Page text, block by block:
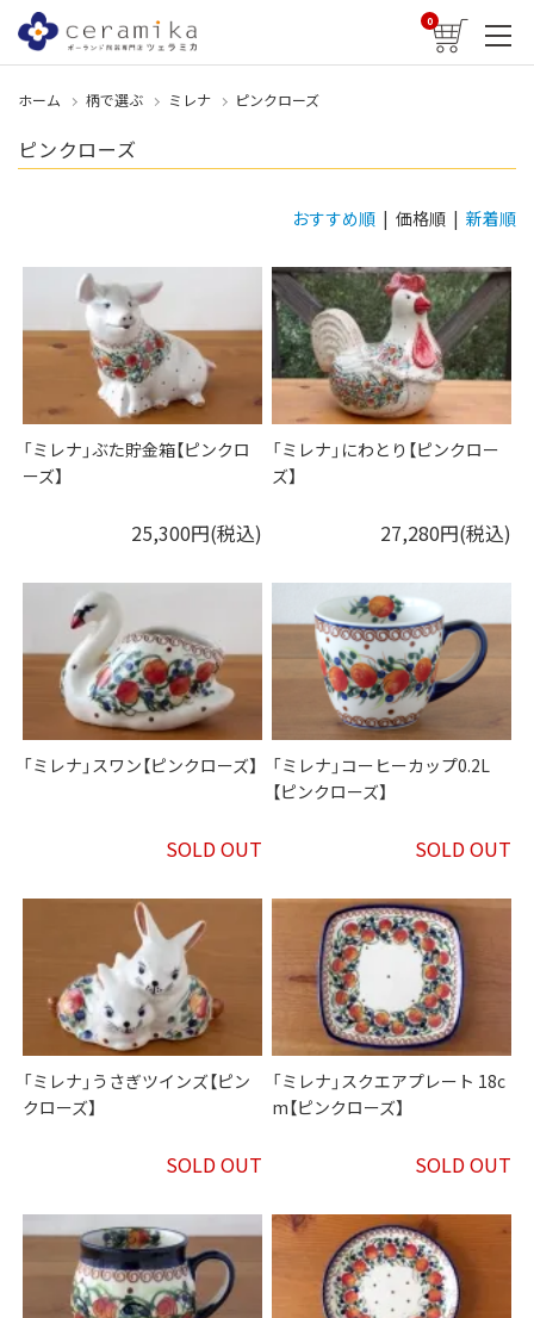
0
ホーム 柄で選ぶ ミレナ ピンクローズ
ピンクローズ
おすすめ順 | 価格順 | 新着順
「ミレナ」ぶた貯金箱【ピンクロ
ーズ】
25,300円(税込)
「ミレナ」にわとり【ピンクロー
ズ】
27,280円(税込)
「ミレナ」スワン【ピンクローズ】
SOLD OUT
「ミレナ」コーヒーカップ0.2L
【ピンクローズ】
SOLD OUT
「ミレナ」うさぎツインズ【ピン
クローズ】
SOLD OUT
「ミレナ」スクエアプレート 18c
m【ピンクローズ】
SOLD OUT